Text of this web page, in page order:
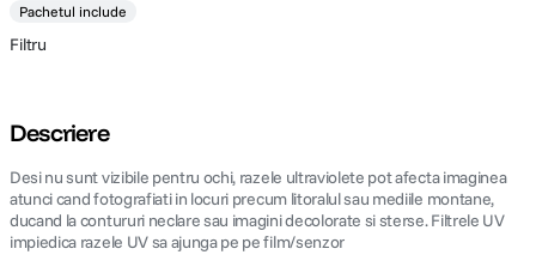
Pachetul include
Filtru
Descriere
Desi nu sunt vizibile pentru ochi, razele ultraviolete pot afecta imaginea
atunci cand fotografiati in locuri precum litoralul sau mediile montane,
ducand la contururi neclare sau imagini decolorate si sterse. Filtrele UV
impiedica razele UV sa ajunga pe pe film/senzor